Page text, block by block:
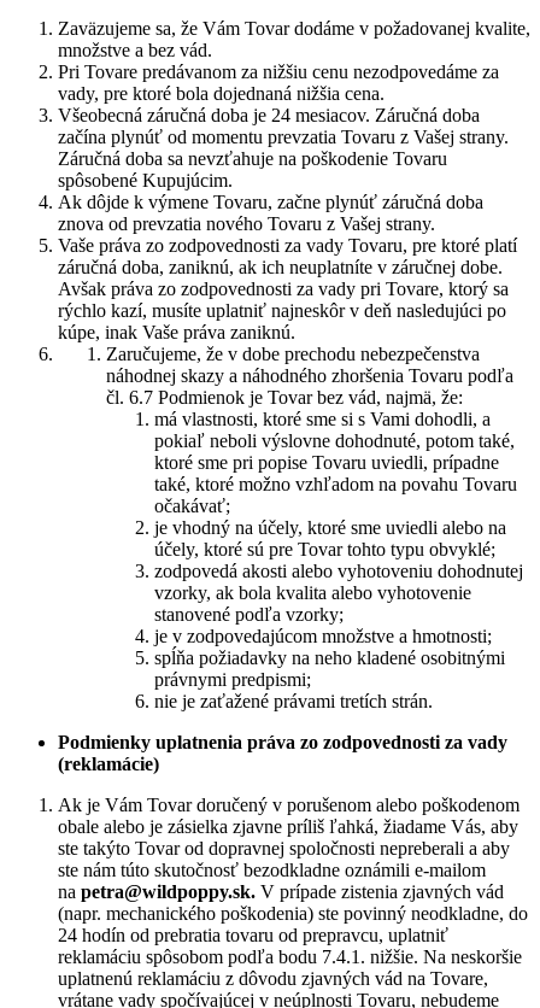
Zaväzujeme sa, že Vám Tovar dodáme v požadovanej kvalite,
množstve a bez vád.
Pri Tovare predávanom za nižšiu cenu nezodpovedáme za
vady, pre ktoré bola dojednaná nižšia cena.
Všeobecná záručná doba je 24 mesiacov. Záručná doba
začína plynúť od momentu prevzatia Tovaru z Vašej strany.
Záručná doba sa nevzťahuje na poškodenie Tovaru
spôsobené Kupujúcim.
Ak dôjde k výmene Tovaru, začne plynúť záručná doba
znova od prevzatia nového Tovaru z Vašej strany.
Vaše práva zo zodpovednosti za vady Tovaru, pre ktoré platí
záručná doba, zaniknú, ak ich neuplatníte v záručnej dobe.
Avšak práva zo zodpovednosti za vady pri Tovare, ktorý sa
rýchlo kazí, musíte uplatniť najneskôr v deň nasledujúci po
kúpe, inak Vaše práva zaniknú.
Zaručujeme, že v dobe prechodu nebezpečenstva
náhodnej skazy a náhodného zhoršenia Tovaru podľa
čl. 6.7 Podmienok je Tovar bez vád, najmä, že:
má vlastnosti, ktoré sme si s Vami dohodli, a
pokiaľ neboli výslovne dohodnuté, potom také,
ktoré sme pri popise Tovaru uviedli, prípadne
také, ktoré možno vzhľadom na povahu Tovaru
očakávať;
je vhodný na účely, ktoré sme uviedli alebo na
účely, ktoré sú pre Tovar tohto typu obvyklé;
zodpovedá akosti alebo vyhotoveniu dohodnutej
vzorky, ak bola kvalita alebo vyhotovenie
stanovené podľa vzorky;
je v zodpovedajúcom množstve a hmotnosti;
spĺňa požiadavky na neho kladené osobitnými
právnymi predpismi;
nie je zaťažené právami tretích strán.
Podmienky uplatnenia práva zo zodpovednosti za vady
(reklamácie)
Ak je Vám Tovar doručený v porušenom alebo poškodenom
obale alebo je zásielka zjavne príliš ľahká, žiadame Vás, aby
ste takýto Tovar od dopravnej spoločnosti nepreberali a aby
ste nám túto skutočnosť bezodkladne oznámili e-mailom
na petra@wildpoppy.sk. V prípade zistenia zjavných vád
(napr. mechanického poškodenia) ste povinný neodkladne, do
24 hodín od prebratia tovaru od prepravcu, uplatniť
reklamáciu spôsobom podľa bodu 7.4.1. nižšie. Na neskoršie
uplatnenú reklamáciu z dôvodu zjavných vád na Tovare,
vrátane vady spočívajúcej v neúplnosti Tovaru, nebudeme